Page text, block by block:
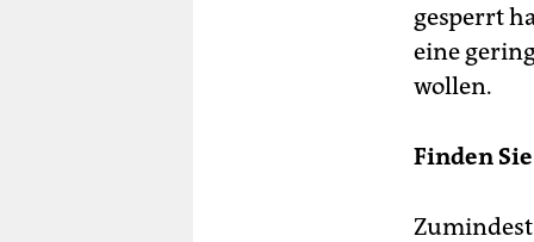
gesperrt
eine
wollen.
Finden